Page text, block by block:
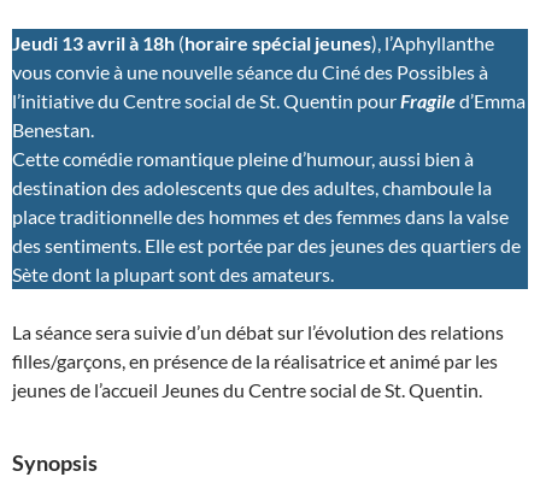
Jeudi 13 avril à 18h (horaire spécial jeunes), l’Aphyllanthe
vous convie à une nouvelle séance du Ciné des Possibles à
l’initiative du Centre social de St. Quentin pourFragiled’Emma
Benestan.
Cette comédie romantique pleine d’humour, aussi bien à
destination des adolescents que des adultes, chamboule la
place traditionnelle des hommes et des femmes dans la valse
des sentiments. Elle est portée par des jeunes des quartiers de
Sète dont la plupart sont des amateurs.
La séance sera suivie d’un débat sur l’évolution des relations
filles/garçons, en présence de la réalisatrice et animé par les
jeunes de l’accueil Jeunes du Centre social de St. Quentin.
Synopsis